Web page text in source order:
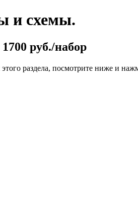
и схемы.
руб./набор
раздела, посмотрите ниже и